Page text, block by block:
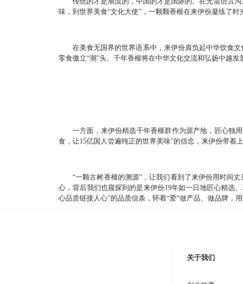
味，到世界美食“文化大使”，一颗颗香榧在来伊份凝练了
在美食无国界的世界语系中，来伊份肩负起中华饮食
零食傲立“潮”头。千年香榧将在中华文化交流和弘扬中越发
一方面，来伊份精选千年香榧群作为源产地，匠心独
食，让15亿国人尝遍纯正的世界美味”的信念，来伊份带着
“一颗古树香榧的溯源”，让我们看到了来伊份用时间
心，背后我们也窥探到的是来伊份19年如一日地匠心精选
心品质链接人心”的品质信条，怀着“爱“做产品、做品牌，
关于我们